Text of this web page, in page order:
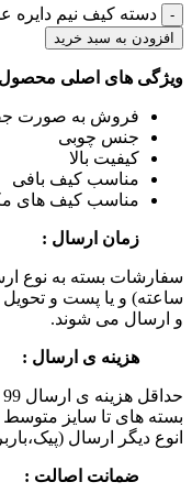
دسته کیف نیم دایره
افزودن به سبد خرید
ویژگی های اصلی
فروش به صورت
جنس چوبی
کیفیت بالا
مناسب کیف بافی
مناسب کیف های
زمان ارسال :
و ارسال می شوند.
هزینه ی ارسال :
بسته های تا سایز
انوع دیگر ارسال
ضمانت اصالت :